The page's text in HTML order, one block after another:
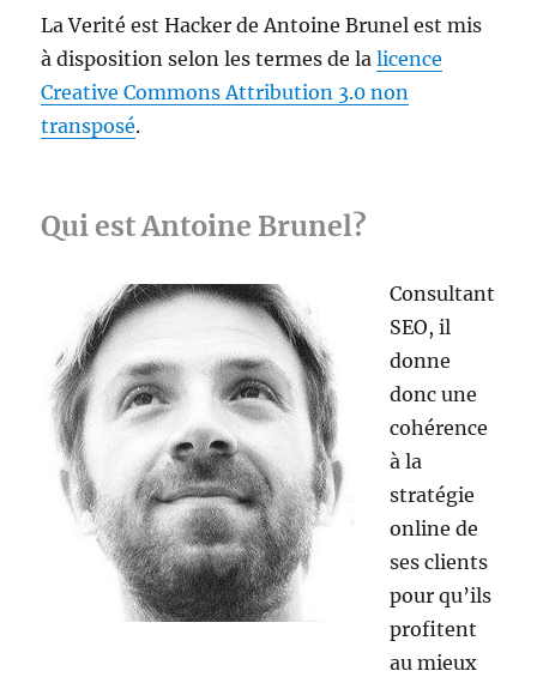
La Verité est Hacker de Antoine Brunel est mis
à disposition selon les termes de lalicence
Creative Commons Attribution 3.0 non
transposé.
Qui est Antoine Brunel?
Consultant
SEO, il
donne
donc une
cohérence
à la
stratégie
online de
ses clients
pour qu’ils
profitent
au mieux